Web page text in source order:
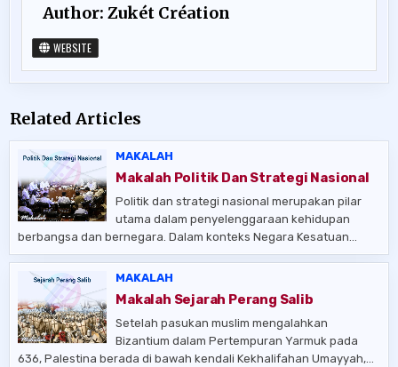
Author:Zukét Création
WEBSITE
Related Articles
MAKALAH
Makalah Politik Dan Strategi Nasional
Politik dan strategi nasional merupakan pilar
utama dalam penyelenggaraan kehidupan
berbangsa dan bernegara. Dalam konteks Negara Kesatuan…
MAKALAH
Makalah Sejarah Perang Salib
Setelah pasukan muslim mengalahkan
Bizantium dalam Pertempuran Yarmuk pada
636, Palestina berada di bawah kendali Kekhalifahan Umayyah,…